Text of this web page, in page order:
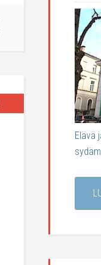
Elävä